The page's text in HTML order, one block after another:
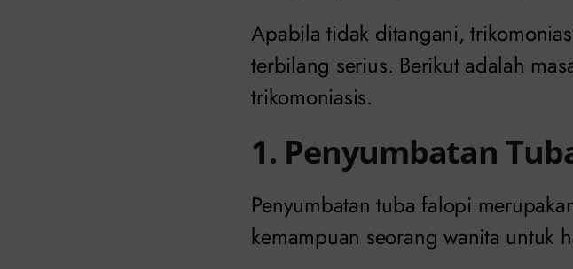
Apabila tidak ditangani,
terbilang serius. Berikut adalah
trikomoniasis.
1. Penyumbatan
Penyumbatan tuba falopi
kemampuan seorang wanita untuk